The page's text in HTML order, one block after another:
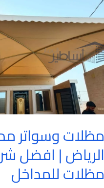
مظلات وسواتر
الرياض | افضل
مظلات للمداخل